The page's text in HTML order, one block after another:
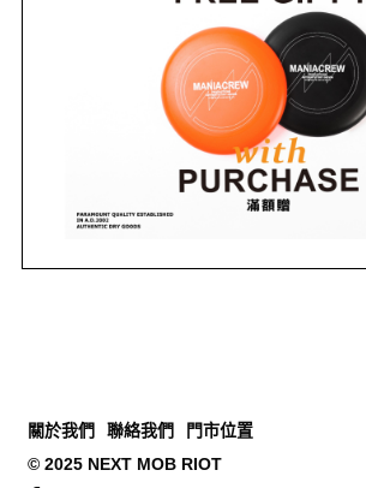
關於我們 聯絡我們
門市位置
© 2025 NEXT MOB RIOT